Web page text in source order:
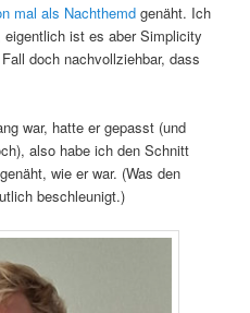
mal als Nachthemd genäht. Ich
eigentlich ist es aber Simplicity
doch nachvollziehbar, dass
war, hatte er gepasst (und
also habe ich den Schnitt
wie er war. (Was den
beschleunigt.)